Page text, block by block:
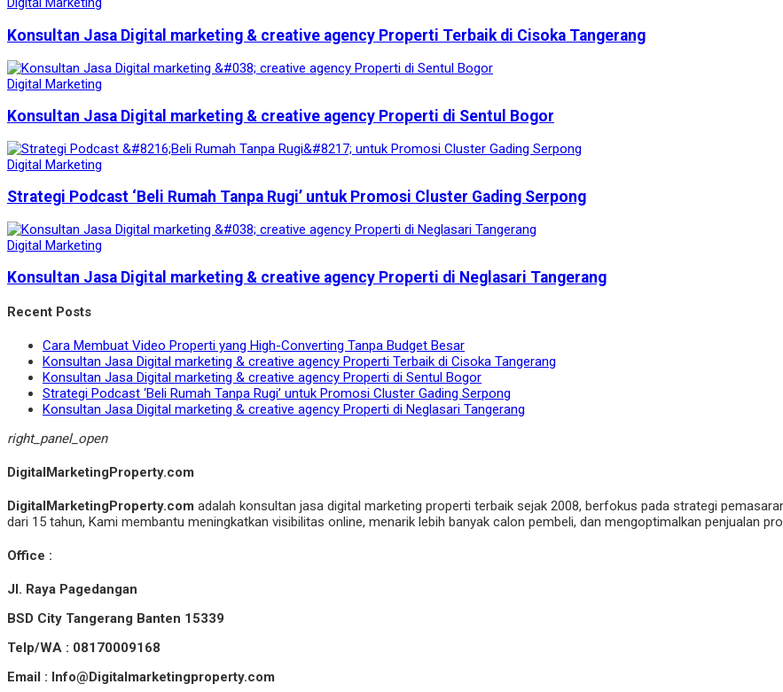
Konsultan Jasa Digital marketing & creative agency Properti Terbaik di Cisoka Tangerang
Digital Marketing
Konsultan Jasa Digital marketing & creative agency Properti di Sentul Bogor
Digital Marketing
Strategi Podcast ‘Beli Rumah Tanpa Rugi’ untuk Promosi Cluster Gading Serpong
Digital Marketing
Konsultan Jasa Digital marketing & creative agency Properti di Neglasari Tangerang
Recent Posts
Cara Membuat Video Properti yang High-Converting Tanpa Budget Besar
Konsultan Jasa Digital marketing & creative agency Properti Terbaik di Cisoka Tangerang
Konsultan Jasa Digital marketing & creative agency Properti di Sentul Bogor
Strategi Podcast ‘Beli Rumah Tanpa Rugi’ untuk Promosi Cluster Gading Serpong
Konsultan Jasa Digital marketing & creative agency Properti di Neglasari Tangerang
right_panel_open
DigitalMarketingProperty.com
DigitalMarketingProperty.com adalah konsultan jasa digital marketing properti terbaik sejak 2008, berfokus pada strategi
dari 15 tahun, Kami membantu meningkatkan visibilitas online, menarik lebih banyak calon pembeli, dan mengoptimalkan penjualan
Office :
Jl. Raya Pagedangan
BSD City Tangerang Banten 15339
Telp/WA : 08170009168
Email : Info@Digitalmarketingproperty.com